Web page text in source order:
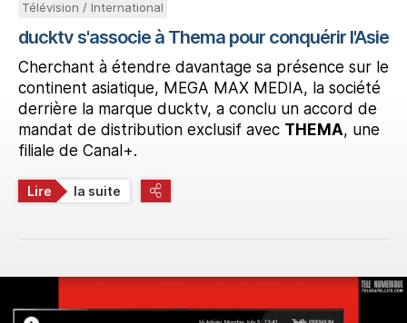
Télévision / International
ducktv s'associe à Thema pour conquérir l'Asie
Cherchant à étendre davantage sa présence sur le
continent asiatique, MEGA MAX MEDIA, la société
derrière la marque ducktv, a conclu un accord de
mandat de distribution exclusif avec THEMA, une
filiale de Canal+.
Lire la suite